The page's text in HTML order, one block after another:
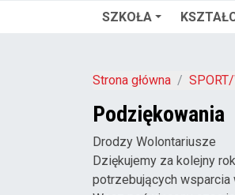
SZKOŁA
Strona główna
Podziękowania
Drodzy Wolontariusze
Dziękujemy za kolejny
potrzebujących wsparcia